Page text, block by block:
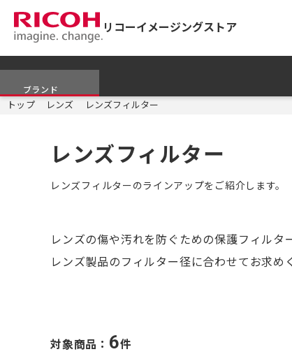
リコーイメージングストア
ブランド
トップ レンズ レンズフィルター
レンズフィルター
レンズフィルターのラインアップをご紹介します。
レンズの傷や汚れを防ぐための保護フィルタ
レンズ製品のフィルター径に合わせてお求め
対象商品： 6件